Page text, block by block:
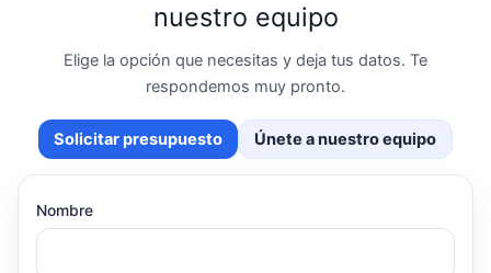
nuestro equipo
Elige la opción que necesitas y deja tus datos. Te
respondemos muy pronto.
Solicitar presupuesto Únete a nuestro equipo
Nombre